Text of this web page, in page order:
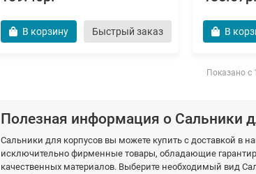
В корзину Быстрый заказ В
Показано с
Полезная информация о Сальники
Сальники для корпусов вы можете купить с доставкой
исключительно фирменные товары, обладающие
качественных материалов. Выберите необходимый вид